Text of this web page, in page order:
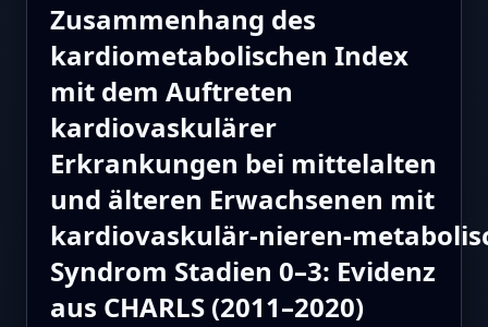
Zusammenhang des
kardiometabolischen Index
mit dem Auftreten
kardiovaskulärer
Erkrankungen bei mittelalten
und älteren Erwachsenen mit
Syndrom Stadien 0–3: Evidenz
aus CHARLS (2011–2020)